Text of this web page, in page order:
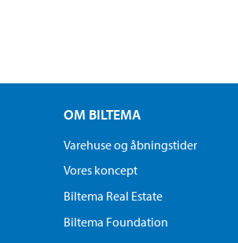
OM BILTEMA
Varehuse og åbningstider
Vores koncept
Biltema Real Estate
Biltema Foundation